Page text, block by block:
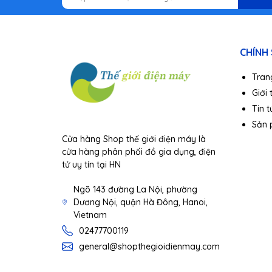
Camera phượt SJCAM SJ7 STAR có màn hình rộng 2
Cửa hàng Shop thế giới điện máy là
cửa hàng phân phối đồ gia dụng, điện
tử uy tín tại HN
Ngõ 143 đường La Nội, phường
Dương Nội, quận Hà Đông, Hanoi,
Vietnam
02477700119
general@shopthegioidienmay.com
CHÍNH
Giới
Tin
Sản